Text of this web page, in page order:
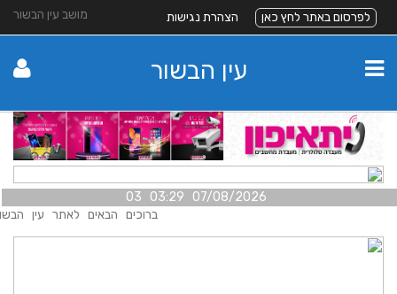
מושב עין הבשור לפרסום באתר לחץ כאן הצהרת נגישות
עין הבשור
07/08/2026 03:29 03
ברוכים הבאים לאתר עין הבשור